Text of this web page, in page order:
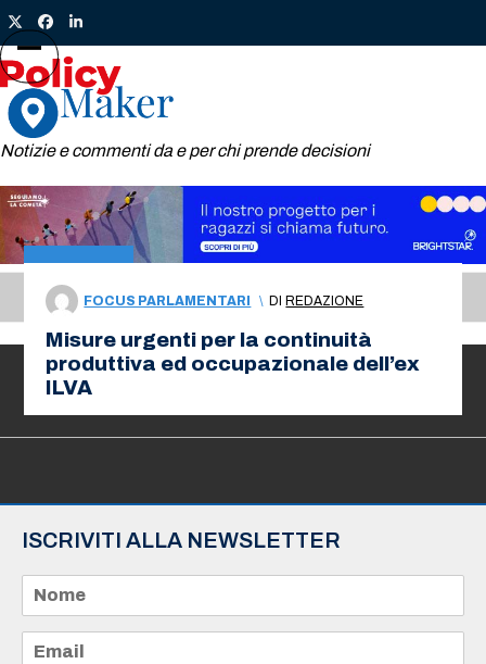
Skip
to
content
TwitterFacebook
LinkedIn
Notizie e commenti da e per chi prende decisioni
Open
mobile
menu
Close
mobile
menu
misure urgenti
FOCUS PARLAMENTARI \ DI REDAZIONE
Misure urgenti per la continuità
produttiva ed occupazionale dell’ex
ILVA
ISCRIVITI ALLA NEWSLETTER
m
e